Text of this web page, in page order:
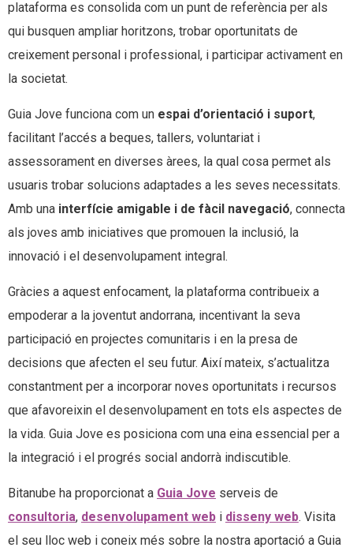
plataforma es consolida com un punt de referència per als
qui busquen ampliar horitzons, trobar oportunitats de
creixement personal i professional, i participar activament en
la societat.
Guia Jove funciona com un espai d’orientació i suport,
facilitant l’accés a beques, tallers, voluntariat i
assessorament en diverses àrees, la qual cosa permet als
usuaris trobar solucions adaptades a les seves necessitats.
Amb una interfície amigable i de fàcil navegació, connecta
als joves amb iniciatives que promouen la inclusió, la
innovació i el desenvolupament integral.
Gràcies a aquest enfocament, la plataforma contribueix a
empoderar a la joventut andorrana, incentivant la seva
participació en projectes comunitaris i en la presa de
decisions que afecten el seu futur. Així mateix, s’actualitza
constantment per a incorporar noves oportunitats i recursos
que afavoreixin el desenvolupament en tots els aspectes de
la vida. Guia Jove es posiciona com una eina essencial per a
la integració i el progrés social andorrà indiscutible.
Bitanube ha proporcionat a Guia Jove serveis de
consultoria, desenvolupament web i disseny web. Visita
el seu lloc web i coneix més sobre la nostra aportació a Guia